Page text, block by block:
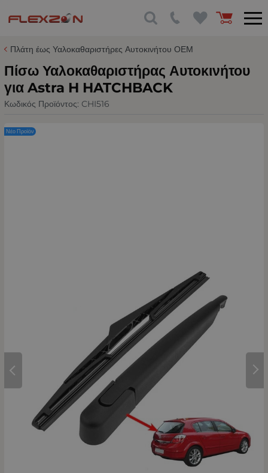
Πλάτη έως Υαλοκαθαριστήρες Αυτοκινήτου ΟΕΜ
Πίσω Υαλοκαθαριστήρας Αυτοκινήτου
για Astra H HATCHBACK
Κωδικός Προϊόντος: CHI516
Νέο Προϊόν